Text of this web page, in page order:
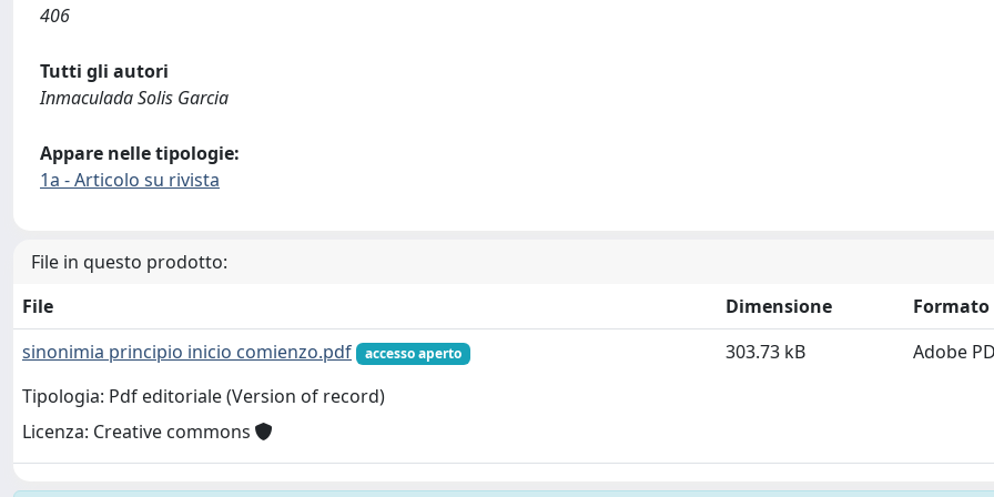
406
Tutti gli autori
Inmaculada Solis Garcia
Appare nelle tipologie:
1a - Articolo su rivista
File in questo prodotto:
File
Dimensione
Formato
sinonimia principio inicio comienzo.pdf
accesso aperto
Tipologia: Pdf editoriale (Version of record)
Licenza: Creative commons
303.73 kB Adobe